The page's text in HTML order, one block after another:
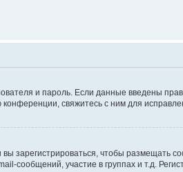
и пароль. Если данные введены
свяжитесь с ним для
зарегистрироваться, чтобы размещать
участие в группах и т.д.